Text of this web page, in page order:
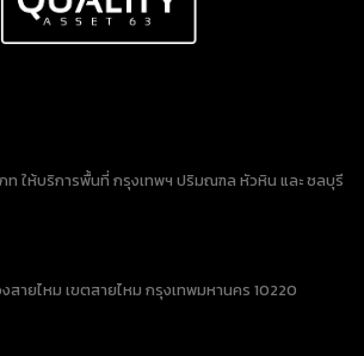
ท ให้บริการพื้นที่ กรุงเทพฯ ปริมณฑล หัวหิน และ ชลบุรี
ายไหม เขตสายไหม กรุงเทพมหานคร 10220